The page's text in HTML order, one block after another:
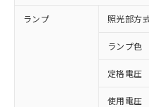
ランプ 照光部方
ランプ色
定格電圧
使用電圧
非含有に対応した
対応予定：EU
有に対応した製品